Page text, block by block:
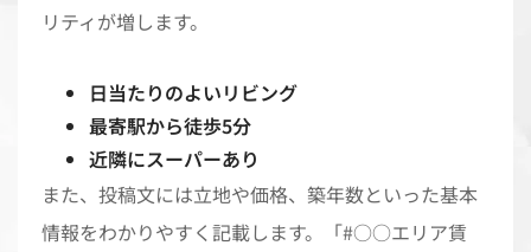
リティが増します。
日当たりのよいリビング
最寄駅から徒歩5分
近隣にスーパーあり
また、投稿文には立地や価格、築年数といった基本
情報をわかりやすく記載します。「#○○エリア賃